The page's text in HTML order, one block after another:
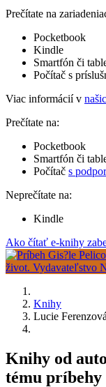
Prečítate na
Pocketbook
Kindle
Smartfón či
Počítač s
Viac informácií v
Prečítate na:
Pocketbook
Smartfón či
Počítač s
Neprečítate na:
Kindle
Ako čítať e-knihy
Knihy
Lucie Ferenzová
Knihy od
tému príbehy